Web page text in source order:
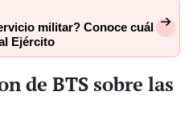
militar? Conoce cuál
Ejército
de BTS sobre las